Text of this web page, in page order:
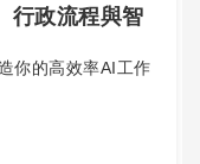
行政流程與智
你的高效率AI工作